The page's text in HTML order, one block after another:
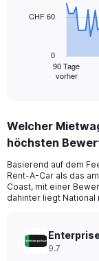
Range:
91
The
chart
has
axis
displaying
90 Tage
vorher
0
CHF 60
Welcher
höchsten
Basierend auf dem
Rent-A-Car als das
Coast, mit einer
dahinter liegt
9.7